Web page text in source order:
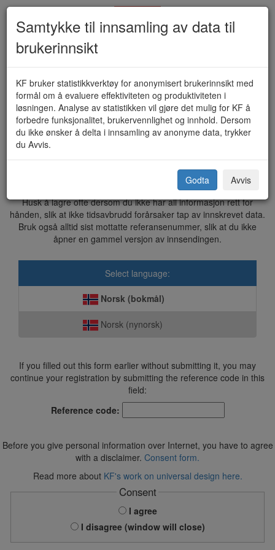
Serverings- og/eller
skjenkebevilling (KF-123)
Kárásjohka gielda - Karasjok kommune
Dette skjemaet sendes elektronisk til kommunen.
Husk å lagre ofte dersom du ikke har all informasjon rett for
hånden, slik at ikke tidsavbrudd forårsaker tap av innskrevet data.
Bruk også alltid sist mottatte referansenummer, slik at du ikke
åpner en gammel versjon av innsendingen.
Select language:
Norsk (bokmål)
Norsk (nynorsk)
If you filled out this form earlier without submitting it, you may
continue your registration by submitting the reference code in this
field:
Reference code:
Before you give personal information over Internet, you have to agree
with a disclaimer. Consent form.
Read more about KF's work on universal design here.
Consent
I agree
I disagree (window will close)
Samtykke til innsamling av data til
brukerinnsikt
KF bruker statistikkverktøy for anonymisert brukerinnsikt med
formål om å evaluere effektiviteten og produktiviteten i
løsningen. Analyse av statistikken vil gjøre det mulig for KF å
forbedre funksjonalitet, brukervennlighet og innhold. Dersom
du ikke ønsker å delta i innsamling av anonyme data, trykker
du Avvis.
Godta Avvis